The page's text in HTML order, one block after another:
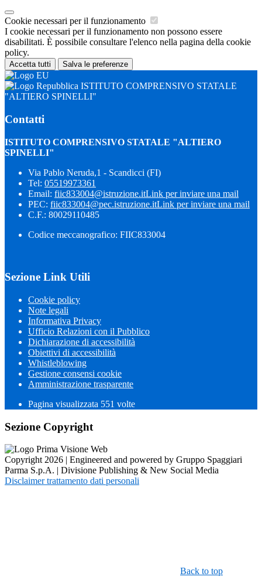
Cookie necessari per il funzionamento
I cookie necessari per il funzionamento non possono essere
disabilitati. È possibile consultare l'elenco nella pagina della cookie
policy.
Accetta tutti Salva le preferenze
ISTITUTO COMPRENSIVO STATALE
"ALTIERO SPINELLI"
Contatti
ISTITUTO COMPRENSIVO STATALE "ALTIERO
SPINELLI"
Via Pablo Neruda,1 - Scandicci (FI)
Tel: 05519973361
Email: fiic833004@istruzione.itLink per inviare una mail
PEC: fiic833004@pec.istruzione.itLink per inviare una mail
C.F.: 80029110485
Codice meccanografico: FIIC833004
Sezione Link Utili
Cookie policy
Note legali
Informativa Privacy
Ufficio Relazioni con il Pubblico
Dichiarazione di accessibilità
Obiettivi di accessibilità
Whistleblowing
Gestione consensi cookie
Amministrazione trasparente
Pagina visualizzata 551 volte
Sezione Copyright
Copyright 2026 | Engineered and powered by Gruppo Spaggiari
Parma S.p.A. | Divisione Publishing & New Social Media
Disclaimer trattamento dati personali
Back to top